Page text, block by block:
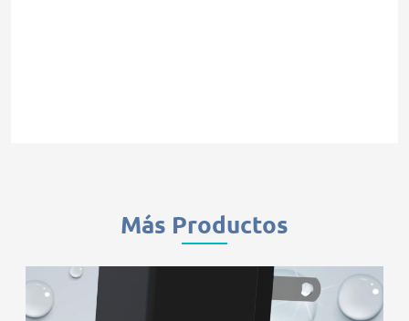
Más Productos